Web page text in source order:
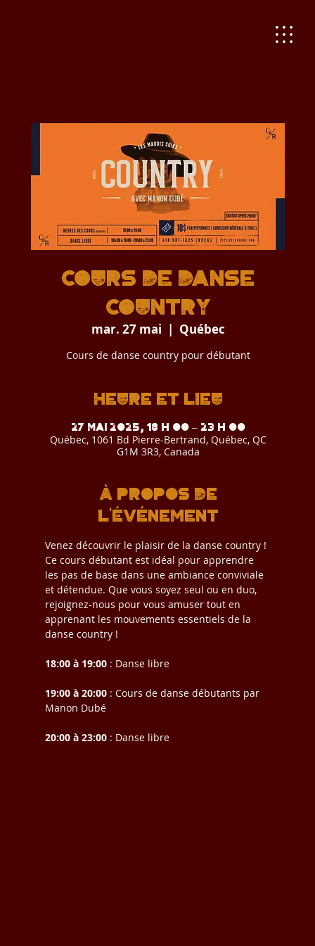
Cours de danse
country
mar. 27 mai
  |
Québec
Cours de danse country pour débutant
Heure et lieu
27 mai 2025, 18 h 00 – 23 h 00
Québec, 1061 Bd Pierre-Bertrand, Québec, QC
G1M 3R3, Canada
À propos de
l'événement
Venez découvrir le plaisir de la danse country !
Ce cours débutant est idéal pour apprendre
les pas de base dans une ambiance conviviale
et détendue. Que vous soyez seul ou en duo,
rejoignez-nous pour vous amuser tout en
apprenant les mouvements essentiels de la
danse country !
18:00 à 19:00 : Danse libre
19:00 à 20:00 : Cours de danse débutants par
Manon Dubé
20:00 à 23:00 : Danse libre